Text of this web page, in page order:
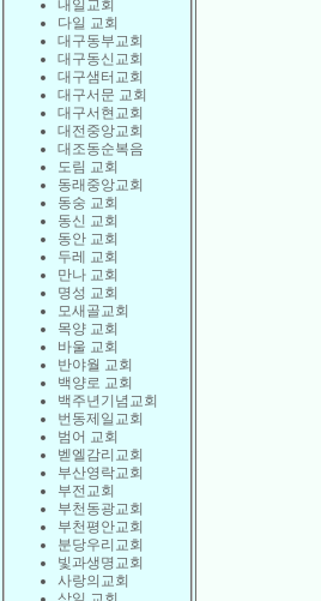
내일교회
다일 교회
대구동부교회
대구동신교회
대구샘터교회
대구서문 교회
대구서현교회
대전중앙교회
대조동순복음
도림 교회
동래중앙교회
동숭 교회
동신 교회
동안 교회
두레 교회
만나 교회
명성 교회
모새골교회
목양 교회
바울 교회
반야월 교회
백양로 교회
백주년기념교회
번동제일교회
범어 교회
벧엘감리교회
부산영락교회
부전교회
부천동광교회
부천평안교회
분당우리교회
빛과생명교회
사랑의교회